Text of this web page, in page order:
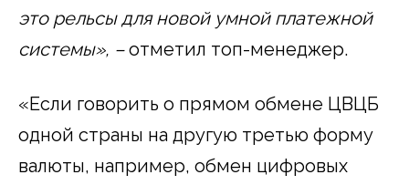
это рельсы для новой умной платежной
системы», –отметил топ-менеджер.
«Если говорить о прямом обмене ЦВЦБ
одной страны на другую третью форму
валюты, например, обмен цифровых